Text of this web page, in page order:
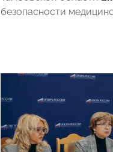
безопасности